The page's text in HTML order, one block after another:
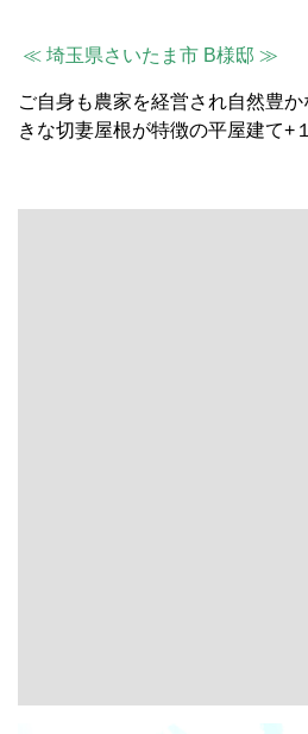
≪ 埼玉県さいたま市 B様邸 ≫
ご自身も農家を経営され自然豊
きな切妻屋根が特徴の平屋建て+